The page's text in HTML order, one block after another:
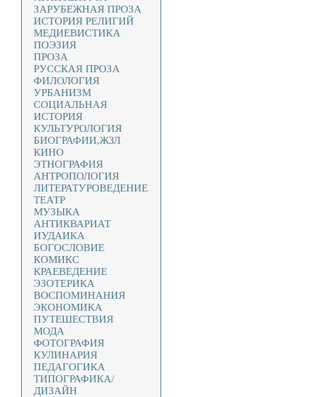
ЗАРУБЕЖНАЯ ПРОЗА
ИСТОРИЯ РЕЛИГИЙ
МЕДИЕВИСТИКА
ПОЭЗИЯ
ПРОЗА
РУССКАЯ ПРОЗА
ФИЛОЛОГИЯ
УРБАНИЗМ
СОЦИАЛЬНАЯ
ИСТОРИЯ
КУЛЬТУРОЛОГИЯ
БИОГРАФИИ,ЖЗЛ
КИНО
ЭТНОГРАФИЯ
АНТРОПОЛОГИЯ
ЛИТЕРАТУРОВЕДЕНИЕ
ТЕАТР
МУЗЫКА
АНТИКВАРИАТ
ИУДАИКА
БОГОСЛОВИЕ
КОМИКС
КРАЕВЕДЕНИЕ
ЭЗОТЕРИКА
ВОСПОМИНАНИЯ
ЭКОНОМИКА
ПУТЕШЕСТВИЯ
МОДА
ФОТОГРАФИЯ
КУЛИНАРИЯ
ПЕДАГОГИКА
ТИПОГРАФИКА/
ДИЗАЙН